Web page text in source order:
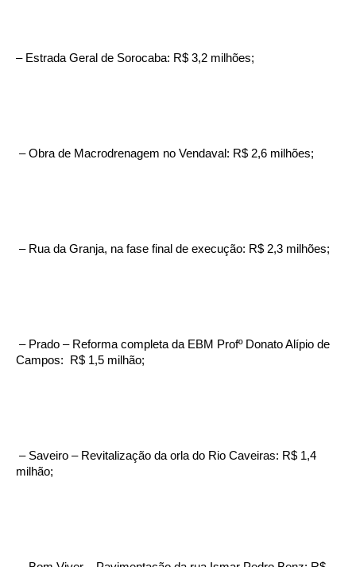
– Estrada Geral de Sorocaba: R$ 3,2 milhões;
– Obra de Macrodrenagem no Vendaval: R$ 2,6 milhões;
– Rua da Granja, na fase final de execução: R$ 2,3 milhões;
– Prado – Reforma completa da EBM Profº Donato Alípio de
Campos: R$ 1,5 milhão;
– Saveiro – Revitalização da orla do Rio Caveiras: R$ 1,4
milhão;